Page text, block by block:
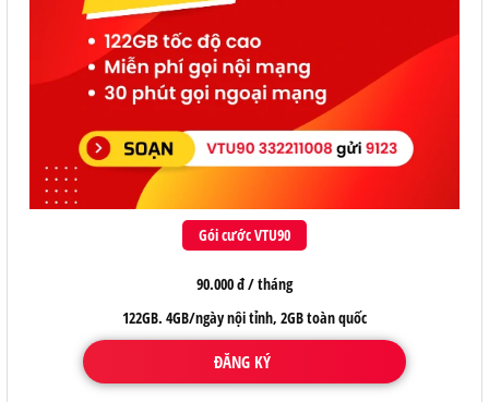
Gói cước VTU90
90.000 đ / tháng
122GB. 4GB/ngày nội tỉnh, 2GB toàn quốc
ĐĂNG KÝ